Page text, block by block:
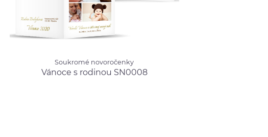
Soukromé novoročenky
Vánoce s rodinou SN0008 od 28.00 Kč
Soukromé novoročenky
Vánoce s rodinou SN0008